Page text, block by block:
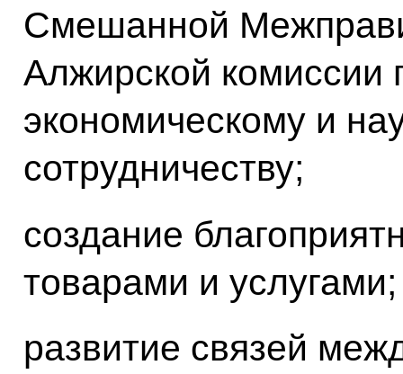
Смешанной
Алжирской комиссии
экономическому и
сотрудничеству;
создание
товарами и услугами;
развитие связей